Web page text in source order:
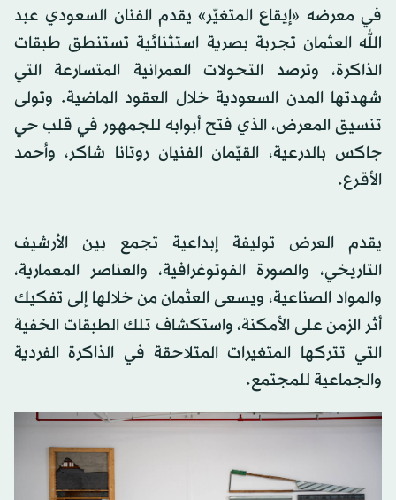
في معرضه «إيقاع المتغيّر» يقدم الفنان السعودي عبد
الله العثمان تجربة بصرية استثنائية تستنطق طبقات
الذاكرة، وترصد التحولات العمرانية المتسارعة التي
شهدتها المدن السعودية خلال العقود الماضية. وتولى
تنسيق المعرض، الذي فتح أبوابه للجمهور في قلب حي
جاكس بالدرعية، القيّمان الفنيان روتانا شاكر، وأحمد
الأقرع.
يقدم العرض توليفة إبداعية تجمع بين الأرشيف
التاريخي، والصورة الفوتوغرافية، والعناصر المعمارية،
والمواد الصناعية، ويسعى العثمان من خلالها إلى تفكيك
أثر الزمن على الأمكنة، واستكشاف تلك الطبقات الخفية
التي تتركها المتغيرات المتلاحقة في الذاكرة الفردية
والجماعية للمجتمع.